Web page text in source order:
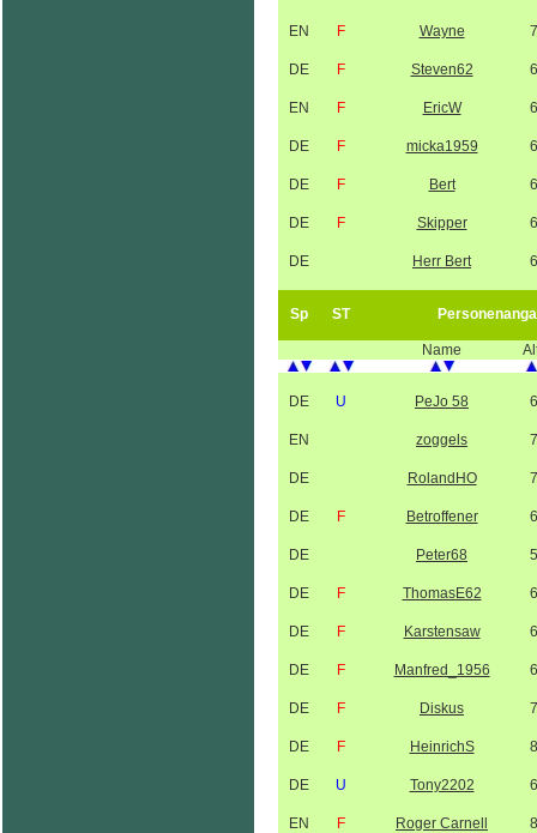
EN F Wayne
DE F Steven62
EN F EricW
DE F micka1959
DE F Bert
DE F Skipper
DE Herr Bert
Sp ST
Name
DE U PeJo 58
EN zoggels
DE RolandHO
DE F Betroffener
DE Peter68
DE F ThomasE62
DE F Karstensaw
DE F Manfred_1956
DE F Diskus
DE F HeinrichS
DE U Tony2202
EN F Roger Carnell